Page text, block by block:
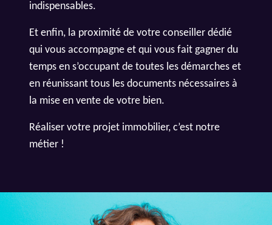
indispensables.
Et enfin, la proximité de votre conseiller dédié
qui vous accompagne et qui vous fait gagner du
temps en s’occupant de toutes les démarches et
en réunissant tous les documents nécessaires à
la mise en vente de votre bien.
Réaliser votre projet immobilier, c’est notre
métier !